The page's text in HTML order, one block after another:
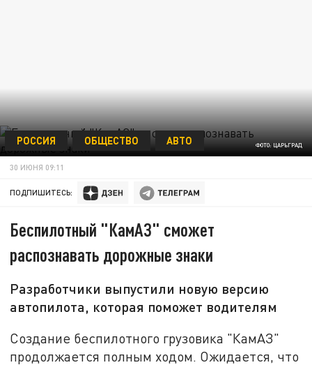
ФОТО: ЦАРЬГРАД
РОССИЯ ОБЩЕСТВО АВТО
30 ИЮНЯ 09:11
ПОДПИШИТЕСЬ:
Беспилотный "КамАЗ" сможет
распознавать дорожные знаки‍
Разработчики выпустили новую версию
автопилота, которая поможет водителям
Создание беспилотного грузовика "КамАЗ"
продолжается полным ходом. Ожидается, что